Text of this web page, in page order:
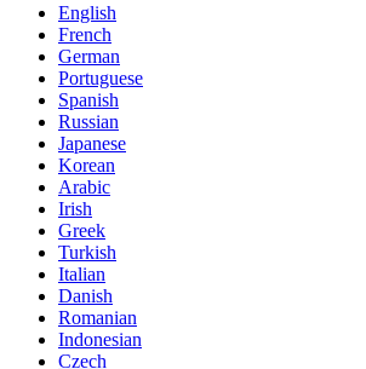
English
French
German
Portuguese
Spanish
Russian
Japanese
Korean
Arabic
Irish
Greek
Turkish
Italian
Danish
Romanian
Indonesian
Czech